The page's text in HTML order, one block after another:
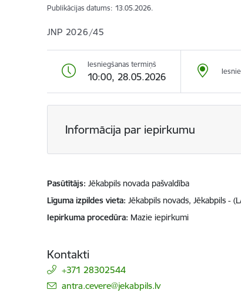
Publikācijas datums: 13.05.2026.
JNP 2026/45
Iesniegšanas termiņš
10:00, 28.05.2026
Informācija par iepirkumu
Pasūtītājs Jēkabpils novada pašvaldība
Līguma izpildes vieta Jēkabpils novads, Jēkabpils -
Iepirkuma procedūra Mazie iepirkumi
Kontakti
+371 28302544
E-pasts:
antra.cevere@jekabpils.lv